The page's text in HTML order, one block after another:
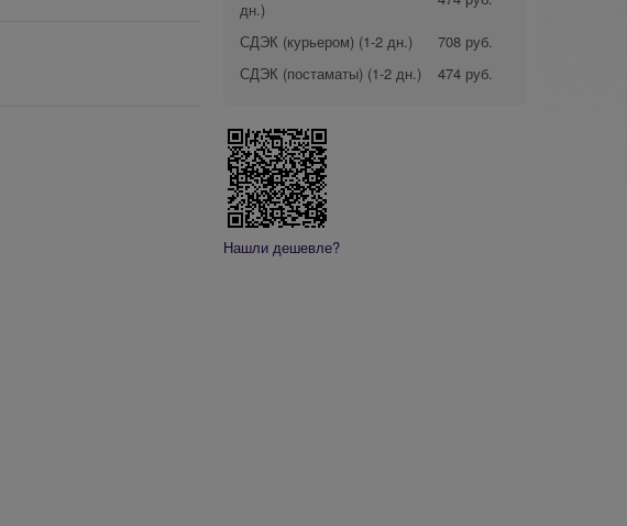
дн.)
СДЭК (курьером) (1-2 дн.)
708 руб.
СДЭК (постаматы) (1-2 дн.) 474 руб.
Нашли дешевле?